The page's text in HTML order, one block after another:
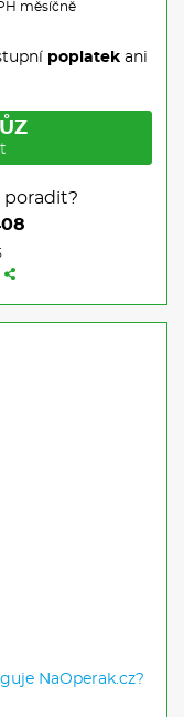
měsíčně
poplatekani
poradit?
NaOperak.cz?